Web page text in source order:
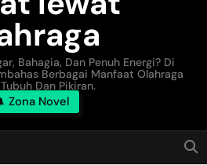
Bahagia, Dan Penuh Energi? Di
Berbagai Manfaat Olahraga
Dan Pikiran.
Zona Novel